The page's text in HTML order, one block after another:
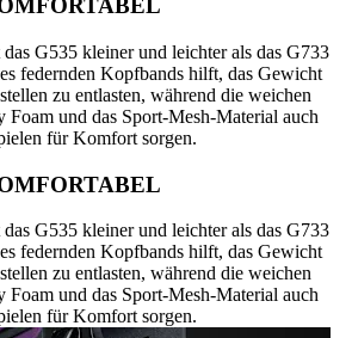
G535 kleiner und leichter als das G733
federnden Kopfbands hilft, das Gewicht
zu entlasten, während die weichen
Foam und das Sport-Mesh-Material auch
für Komfort sorgen.
G535 kleiner und leichter als das G733
federnden Kopfbands hilft, das Gewicht
zu entlasten, während die weichen
Foam und das Sport-Mesh-Material auch
für Komfort sorgen.